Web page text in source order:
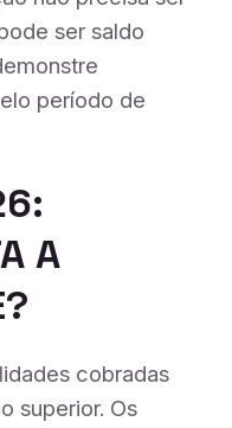
ser saldo
período de
A
cobradas
superior. Os